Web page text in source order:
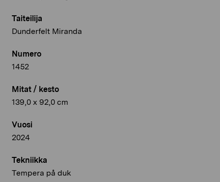
Taiteilija
Dunderfelt Miranda
Numero
1452
Mitat / kesto
139,0 x 92,0 cm
Vuosi
2024
Tekniikka
Tempera på duk